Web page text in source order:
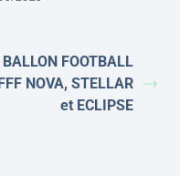
BALLON FOOTBALL
NOVA, STELLAR
et ECLIPSE